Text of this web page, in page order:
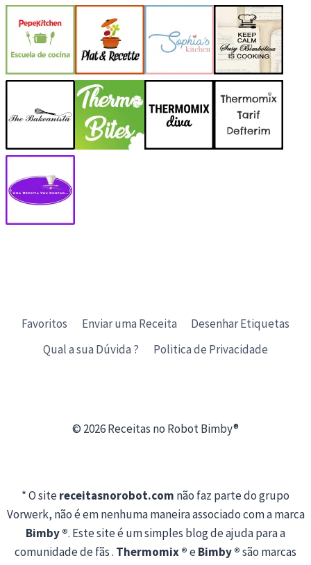
Favoritos Enviar uma Receita
Desenhar Etiquetas
Qual a sua Dúvida ?
Politica de Privacidade
© 2026 Receitas no Robot Bimby®
* O sitereceitasnorobot.com não faz parte do grupo
Vorwerk, não é em nenhuma maneira associado com a marca
Bimby ®. Este site é um simples blog de ajuda para a
comunidade de fãs . Thermomix ®eBimby ®são marcas